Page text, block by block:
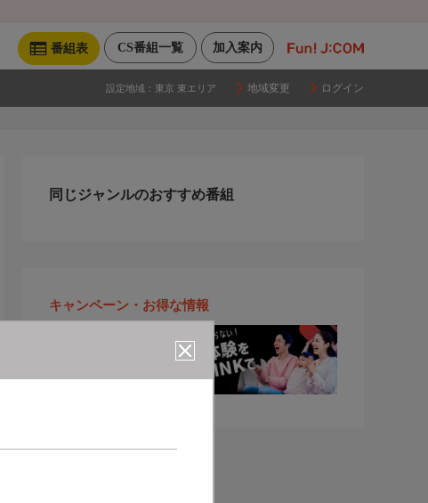
加入案内
CS番組一覧
番組表
設定地域： 東京 東エリア 地域変更 ログイン
同じジャンルのおすすめ番組
キャンペーン・お得な情報